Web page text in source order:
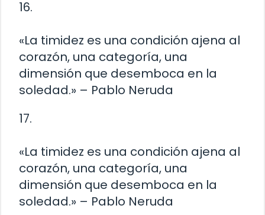
16.
«La timidez es una condición ajena al
corazón, una categoría, una
dimensión que desemboca en la
soledad.» – Pablo Neruda
17.
«La timidez es una condición ajena al
corazón, una categoría, una
dimensión que desemboca en la
soledad.» – Pablo Neruda